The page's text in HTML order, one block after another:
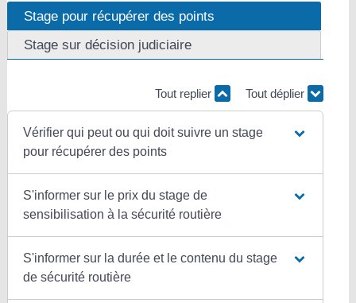
Stage pour récupérer des points
Stage sur décision judiciaire
Tout replier Tout déplier
Vérifier qui peut ou qui doit suivre un stage
pour récupérer des points
S'informer sur le prix du stage de
sensibilisation à la sécurité routière
S'informer sur la durée et le contenu du stage
de sécurité routière